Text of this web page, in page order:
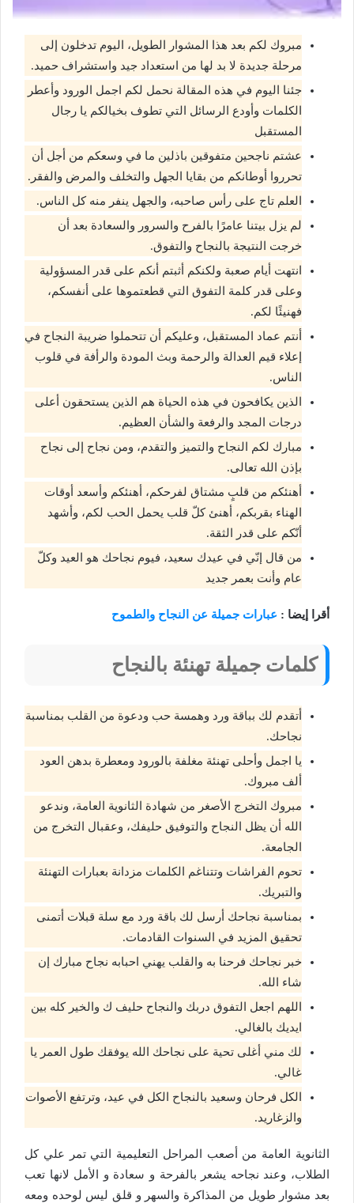
مبروك لكم بعد هذا المشوار الطويل، اليوم تدخلون إلى
مرحلة جديدة لا بد لها من استعداد جيد واستشراف حميد.
جئنا اليوم في هذه المقالة نحمل لكم اجمل الورود وأعطر
الكلمات وأودع الرسائل التي تطوف بخيالكم يا رجال
المستقبل
عشتم ناجحين متفوقين باذلين ما في وسعكم من أجل أن
تحرروا أوطانكم من بقايا الجهل والتخلف والمرض والفقر.
العلم تاج على رأس صاحبه، والجهل ينفر منه كل الناس.
لم يزل بيتنا عامرًا بالفرح والسرور والسعادة بعد أن
خرجت النتيجة بالنجاح والتفوق.
انتهت أيام صعبة ولكنكم أثبتم أنكم على قدر المسؤولية
وعلى قدر كلمة التفوق التي قطعتموها على أنفسكم،
فهنيئًا لكم.
أنتم عماد المستقبل، وعليكم أن تتحملوا ضريبة النجاح في
إعلاء قيم العدالة والرحمة وبث المودة والرأفة في قلوب
الناس.
الذين يكافحون في هذه الحياة هم الذين يستحقون أعلى
درجات المجد والرفعة والشأن العظيم.
مبارك لكم النجاح والتميز والتقدم، ومن نجاح إلى نجاح
بإذن الله تعالى.
أهنئكم من قلبٍ مشتاق لفرحكم، أهنئكم وأسعد أوقات
الهناء بقربكم، أهنئ كلّ قلب يحمل الحب لكم، وأشهد
أنّكم على قدر الثقة.
من قال إنّي في عيدك سعيد، فيوم نجاحك هو العيد وكلّ
عام وأنت بعمر جديد
أقرا إيضا : عبارات جميلة عن النجاح والطموح
كلمات جميلة تهنئة بالنجاح
أتقدم لك بباقة ورد وهمسة حب ودعوة من القلب بمناسبة
نجاحك.
يا اجمل وأحلى تهنئة مغلفة بالورود ومعطرة بدهن العود
ألف مبروك.
مبروك التخرج الأصغر من شهادة الثانوية العامة، وندعو
الله أن يظل النجاح والتوفيق حليفك، وعقبال التخرج من
الجامعة.
تحوم الفراشات وتتناغم الكلمات مزدانة بعبارات التهنئة
والتبريك.
بمناسبة نجاحك أرسل لك باقة ورد مع سلة قبلات أتمنى
تحقيق المزيد في السنوات القادمات.
خبر نجاحك فرحنا به والقلب يهني احبابه نجاح مبارك إن
شاء الله.
اللهم اجعل التفوق دربك والنجاح حليف ك والخير كله بين
ايديك بالغالي.
لك مني أغلى تحية على نجاحك الله يوفقك طول العمر يا
غالي.
الكل فرحان وسعيد بالنجاح الكل في عيد، وترتفع الأصوات
والزغاريد.
الثانوية العامة من أصعب المراحل التعليمية التي تمر علي كل
الطلاب، وعند نجاحه يشعر بالفرحة و سعادة و الأمل لانها تعب
بعد مشوار طويل من المذاكرة والسهر و قلق ليس لوحده ومعه